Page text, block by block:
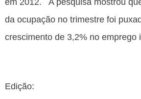
em 2012. A pesquisa mostrou
da ocupação no trimestre foi
crescimento de 3,2% no emprego
Edição: